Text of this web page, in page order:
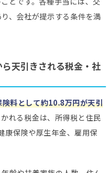
、会社が提示する条件を満
天引きされる税金・社
険料として約10.8万円が天引
れる税金は、所得税と住民
康保険や厚生年金、雇用保